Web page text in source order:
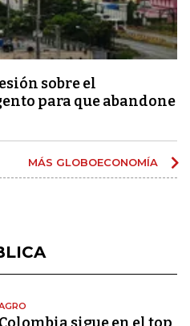
sobre el
para que abandone
MÁS GLOBOECONOMÍA